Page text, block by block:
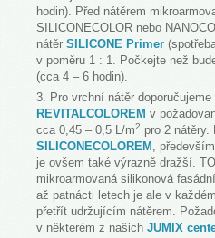
hodin). Před nátěrem
SILICONECOLOR nebo
nátěr SILICONE Primer
v poměru 1 : 1. Počkejte než
(cca 4 – 6 hodin).
Pro vrchní nátěr
REVITALCOLOREM v
cca 0,45 – 0,5 L/m2 pro 2
SILICONECOLOREM ,
je ovšem také výrazně dražší.
mikroarmovaná silikonová
až patnácti letech je ale v
přetřít udržujícím nátěrem.
v některém z našich JUMIX